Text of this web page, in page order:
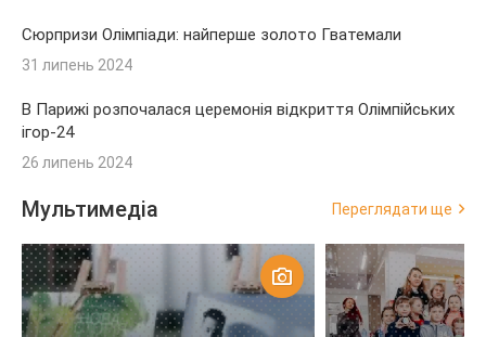
Сюрпризи Олімпіади: найперше золото Гватемали
31 липень 2024
В Парижі розпочалася церемонія відкриття Олімпійських
ігор-24
26 липень 2024
Мультимедіа Переглядати ще